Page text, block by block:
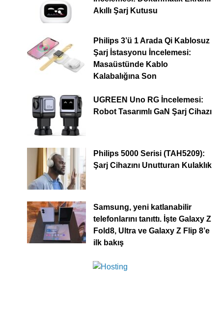
Akıllı Şarj Kutusu
Philips 3’ü 1 Arada Qi Kablosuz
Şarj İstasyonu İncelemesi:
Masaüstünde Kablo
Kalabalığına Son
UGREEN Uno RG İncelemesi:
Robot Tasarımlı GaN Şarj Cihazı
Philips 5000 Serisi (TAH5209):
Şarj Cihazını Unutturan Kulaklık
Samsung, yeni katlanabilir
telefonlarını tanıttı. İşte Galaxy Z
Fold8, Ultra ve Galaxy Z Flip 8’e
ilk bakış